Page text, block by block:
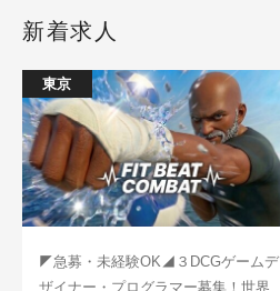
新着求人
東京
◤急募・未経験OK◢３DCGゲームデ
ザイナー・プログラマー募集！世界